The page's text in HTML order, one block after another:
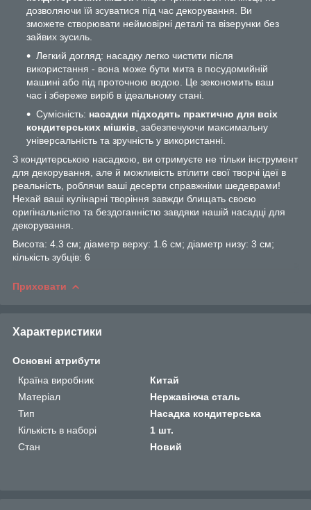
дозволяючи їй зсуватися під час декорування. Ви
зможете створювати неймовірні деталі та візерунки без
зайвих зусиль.
Легкий догляд: насадку легко чистити після
використання - вона може бути мита в посудомийній
машині або під проточною водою. Це зекономить ваш
час і збереже виріб в ідеальному стані.
Сумісність: насадки підходять практично для всіх
кондитерських мішків , забезпечуючи максимальну
універсальність та зручність у використанні.
З кондитерською насадкою, ви отримуєте не тільки інструмент
для декорування, але й можливість втілити свої творчі ідеї в
реальність, роблячи ваші десерти справжніми шедеврами!
Нехай ваші кулінарні творіння завжди блищать своєю
оригінальністю та бездоганністю завдяки нашій насадці для
декорування.
Висота: 4.3 см; діаметр верху: 1.6 см; діаметр низу: 3 см;
кількість зубців: 6
Приховати
Характеристики
Основні атрибути
Країна виробник
Китай
Матеріал
Нержавіюча сталь
Тип
Насадка кондитерська
Кількість в наборі
1 шт.
Стан
Новий